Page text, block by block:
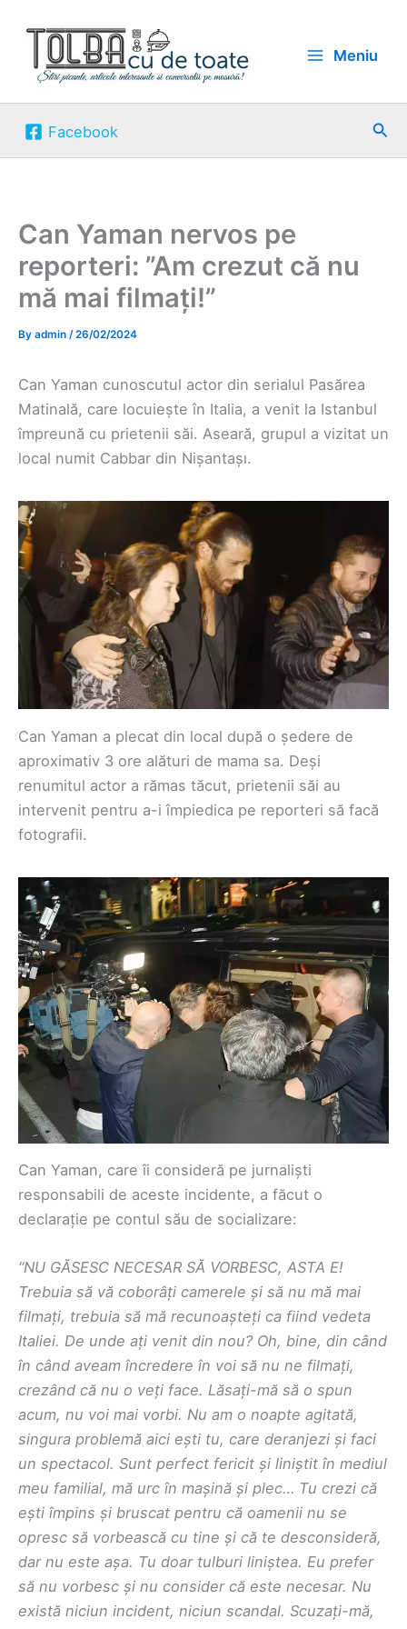
content
Meniu
Facebook
Can Yaman nervos pe
reporteri: ”Am crezut că nu
mă mai filmați!”
By admin /26/02/2024
Can Yaman cunoscutul actor din serialul Pasărea
Matinală, care locuiește în Italia, a venit la Istanbul
împreună cu prietenii săi. Aseară, grupul a vizitat un
local numit Cabbar din Nișantașı.
Can Yaman a plecat din local după o ședere de
aproximativ 3 ore alături de mama sa. Deși
renumitul actor a rămas tăcut, prietenii săi au
intervenit pentru a-i împiedica pe reporteri să facă
fotografii.
Can Yaman, care îi consideră pe jurnaliști
responsabili de aceste incidente, a făcut o
declarație pe contul său de socializare:
“NU GĂSESC NECESAR SĂ VORBESC, ASTA E!
Trebuia să vă coborâți camerele și să nu mă mai
filmați, trebuia să mă recunoașteți ca fiind vedeta
Italiei. De unde ați venit din nou? Oh, bine, din când
în când aveam încredere în voi să nu ne filmați,
crezând că nu o veți face. Lăsați-mă să o spun
acum, nu voi mai vorbi. Nu am o noapte agitată,
singura problemă aici ești tu, care deranjezi și faci
un spectacol. Sunt perfect fericit și liniștit în mediul
meu familial, mă urc în mașină și plec… Tu crezi că
ești împins și bruscat pentru că oamenii nu se
opresc să vorbească cu tine și că te desconsideră,
dar nu este așa. Tu doar tulburi liniștea. Eu prefer
să nu vorbesc și nu consider că este necesar. Nu
există niciun incident, niciun scandal. Scuzați-mă,